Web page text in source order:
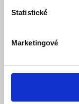
Statistické
Marketingové